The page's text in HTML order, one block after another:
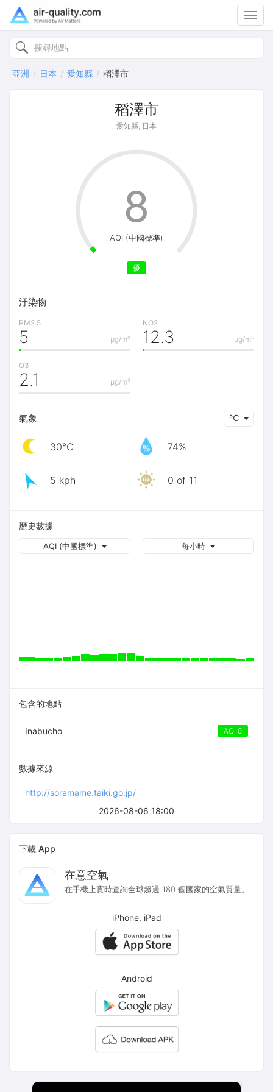
亞洲 日本 愛知縣 稻澤市
稻澤市
愛知縣, 日本
2026-08-06 18:00
AQI (中國標準)
優
8
汙染物
PM2.5
μg/m³
5
NO2
μg/m³
12.3
O3
μg/m³
2.1
氣象 ℃
30℃ 74%
5 kph 0 of 11
歷史數據
每小時
AQI (中國標準)
包含的地點
Inabucho AQI 8
數據來源
http://soramame.taiki.go.jp/
下載 App
在意空氣
在手機上實時查詢全球超過 180 個國家的空氣質量。
iPhone, iPad
Android